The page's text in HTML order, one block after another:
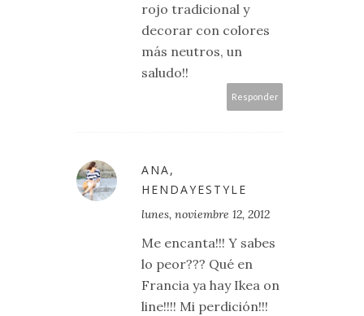
rojo tradicional y
decorar con colores
más neutros, un
saludo!!
Responder
ANA,
HENDAYESTYLE
lunes, noviembre 12, 2012
Me encanta!!! Y sabes
lo peor??? Qué en
Francia ya hay Ikea on
line!!!! Mi perdición!!!